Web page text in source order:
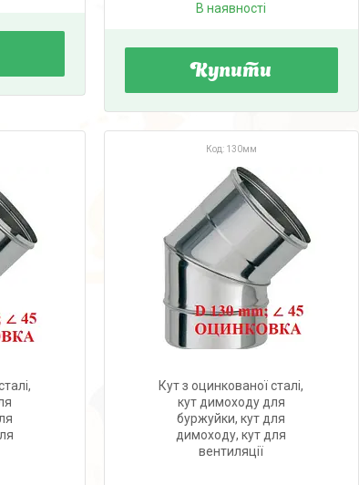
В наявності
Купити
130мм
Кут з оцинкованої сталі,
кут димоходу для
буржуйки, кут для
димоходу, кут для
вентиляції